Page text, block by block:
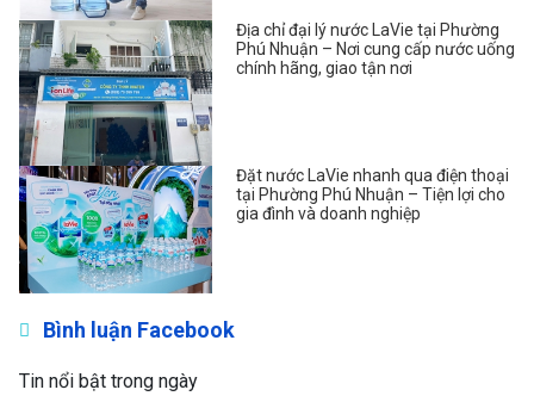
Địa chỉ đại lý nước LaVie tại Phường
Phú Nhuận – Nơi cung cấp nước uống
chính hãng, giao tận nơi
Đặt nước LaVie nhanh qua điện thoại
tại Phường Phú Nhuận – Tiện lợi cho
gia đình và doanh nghiệp
Bình luận Facebook
Tin nổi bật trong ngày